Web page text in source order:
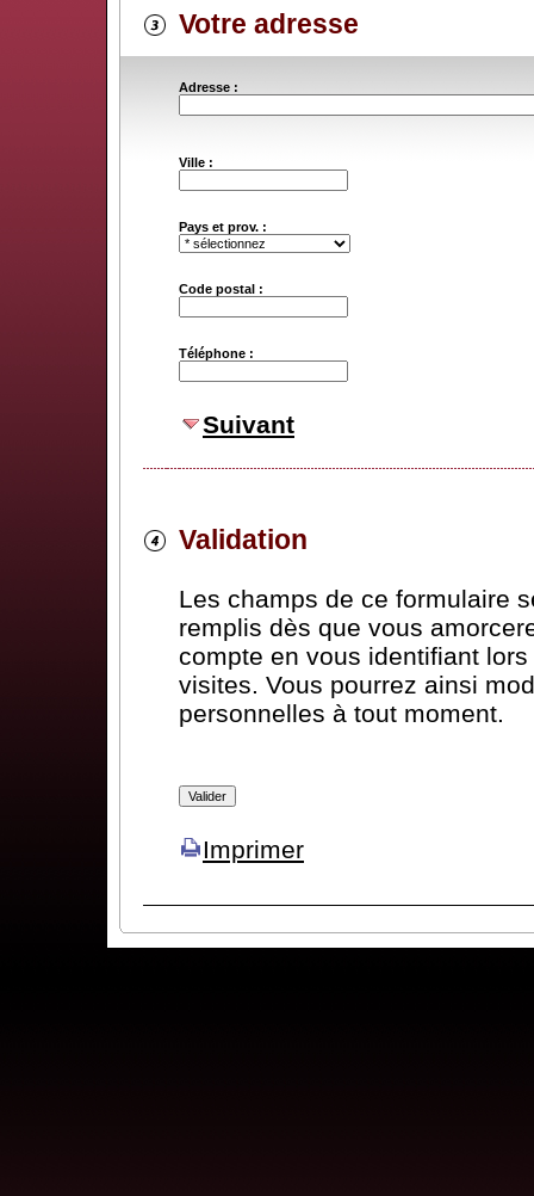
Votre adresse
Adresse :
Ville :
Pays et prov. :
Code postal :
Téléphone :
Suivant
Validation
Les champs de ce formulaire
remplis dès que vous
compte en vous identifiant
visites. Vous pourrez ainsi
personnelles à tout moment.
Imprimer